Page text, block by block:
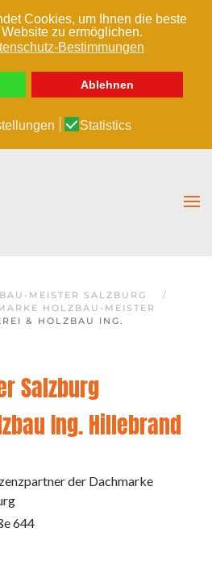
Cookies, um Ihnen die beste
zu ermöglichen.
Bestimmungen
Ablehnen
Statistics
MEISTER SALZBURG
HOLZBAU-MEISTER
& HOLZBAU ING.
Salzburg
Ing. Hillebrand
der Dachmarke
644